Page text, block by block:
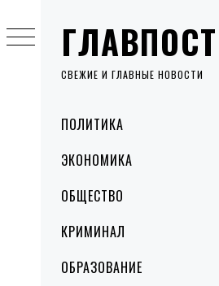
ГЛАВПОСТ
СВЕЖИЕ И ГЛАВНЫЕ НОВОСТИ
MenuПОЛИТИКА
ЭКОНОМИКА
ОБЩЕСТВО
КРИМИНАЛ
ОБРАЗОВАНИЕ
to
content